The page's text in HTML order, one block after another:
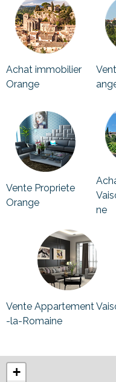
Achat immobilier
Orange
Vente Propriete
Orange
ne
Vente Appartement
-la-Romaine
+